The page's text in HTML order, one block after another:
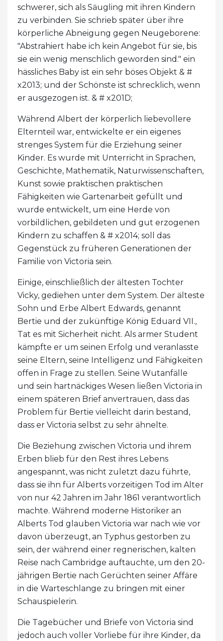
schwerer, sich als Säugling mit ihren Kindern
zu verbinden. Sie schrieb später über ihre
körperliche Abneigung gegen Neugeborene:
"Abstrahiert habe ich kein Angebot für sie, bis
sie ein wenig menschlich geworden sind." ein
hässliches Baby ist ein sehr böses Objekt & #
x2013; und der Schönste ist schrecklich, wenn
er ausgezogen ist. & # x201D;
Während Albert der körperlich liebevollere
Elternteil war, entwickelte er ein eigenes
strenges System für die Erziehung seiner
Kinder. Es wurde mit Unterricht in Sprachen,
Geschichte, Mathematik, Naturwissenschaften,
Kunst sowie praktischen praktischen
Fähigkeiten wie Gartenarbeit gefüllt und
wurde entwickelt, um eine Herde von
vorbildlichen, gebildeten und gut erzogenen
Kindern zu schaffen & # x2014; soll das
Gegenstück zu früheren Generationen der
Familie von Victoria sein.
Einige, einschließlich der ältesten Tochter
Vicky, gediehen unter dem System. Der älteste
Sohn und Erbe Albert Edwards, genannt
Bertie und der zukünftige König Eduard VII.,
Tat es mit Sicherheit nicht. Als armer Student
kämpfte er um seinen Erfolg und veranlasste
seine Eltern, seine Intelligenz und Fähigkeiten
offen in Frage zu stellen. Seine Wutanfälle
und sein hartnäckiges Wesen ließen Victoria in
einem späteren Brief anvertrauen, dass das
Problem für Bertie vielleicht darin bestand,
dass er Victoria selbst zu sehr ähnelte.
Die Beziehung zwischen Victoria und ihrem
Erben blieb für den Rest ihres Lebens
angespannt, was nicht zuletzt dazu führte,
dass sie ihn für Alberts vorzeitigen Tod im Alter
von nur 42 Jahren im Jahr 1861 verantwortlich
machte. Während moderne Historiker an
Alberts Tod glauben Victoria war nach wie vor
davon überzeugt, an Typhus gestorben zu
sein, der während einer regnerischen, kalten
Reise nach Cambridge auftauchte, um den 20-
jährigen Bertie nach Gerüchten seiner Affäre
in die Warteschlange zu bringen mit einer
Schauspielerin.
Die Tagebücher und Briefe von Victoria sind
jedoch auch voller Vorliebe für ihre Kinder, da